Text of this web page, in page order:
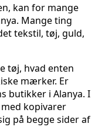
kan for mange
Mange ting
tekstil, tøj, guld,
tøj, hvad enten
mærker. Er
butikker i Alanya. I
kopivarer
på begge sider af